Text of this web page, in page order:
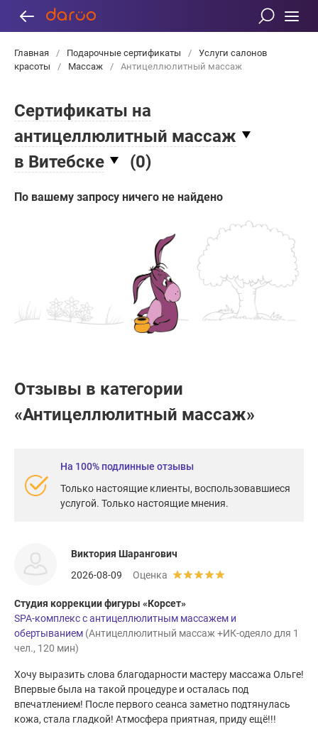
Главная / Подарочные сертификаты /
Услуги салонов
красоты
/ Массаж / Антицеллюлитный массаж
Сертификаты на
антицеллюлитный массаж
в Витебске
(0)
По вашему запросу ничего не найдено
Отзывы в категории
«Антицеллюлитный массаж»
На 100% подлинные отзывы
Только настоящие клиенты, воспользовавшиеся
услугой. Только настоящие мнения.
Виктория Шарангович
2026-08-09
Оценка
Студия коррекции фигуры «Корсет»
SPA-комплекс с антицеллюлитным массажем и
обертыванием (Антицеллюлитный массаж +ИК-одеяло для 1
чел., 120 мин)
Хочу выразить слова благодарности мастеру массажа Ольге!
Впервые была на такой процедуре и осталась под
впечатлением! После первого сеанса заметно подтянулась
кожа, стала гладкой! Атмосфера приятная, приду ещё!!!